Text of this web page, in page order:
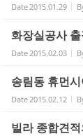
Date 2015.01.29
화장실공사
Date 2015.02.03
송림동 휴먼
Date 2015.02.12
빌라 종합견